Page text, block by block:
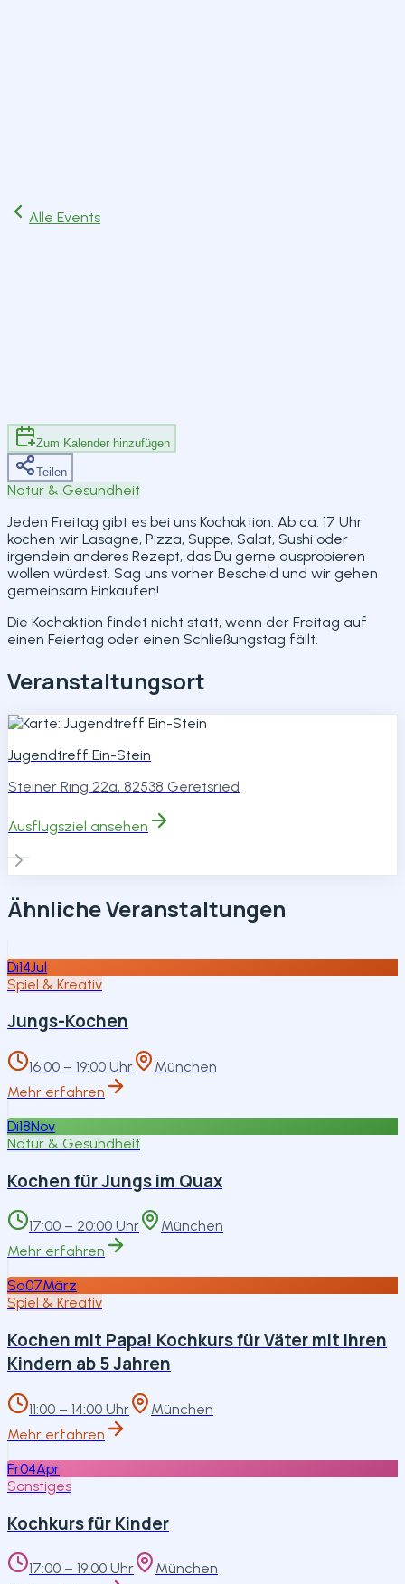
Alle Events
Teilen
Zum Kalender hinzufügen
Teilen
Natur & Gesundheit
Jeden Freitag gibt es bei uns Kochaktion. Ab ca. 17 Uhr
kochen wir Lasagne, Pizza, Suppe, Salat, Sushi oder
irgendein anderes Rezept, das Du gerne ausprobieren
wollen würdest. Sag uns vorher Bescheid und wir gehen
gemeinsam Einkaufen!
Die Kochaktion findet nicht statt, wenn der Freitag auf
einen Feiertag oder einen Schließungstag fällt.
Veranstaltungsort
Jugendtreff Ein-Stein
Steiner Ring 22a, 82538 Geretsried
Ausflugsziel ansehen
Ähnliche Veranstaltungen
Di14Jul
Spiel & Kreativ
Jungs-Kochen
16:00 – 19:00 Uhr
München
Mehr erfahren
Di18Nov
Natur & Gesundheit
Kochen für Jungs im Quax
17:00 – 20:00 Uhr
München
Mehr erfahren
Sa07März
Spiel & Kreativ
Kochen mit Papa! Kochkurs für Väter mit ihren
Kindern ab 5 Jahren
11:00 – 14:00 Uhr
München
Mehr erfahren
Fr04Apr
Sonstiges
Kochkurs für Kinder
17:00 – 19:00 Uhr
München